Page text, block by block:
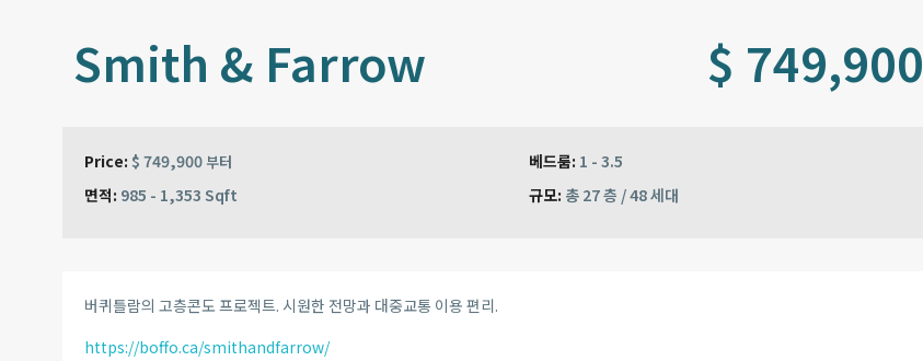
Smith & Farrow $ 749,900
Price: $ 749,900 부터 베드룸: 1 - 3.5
면적: 985 - 1,353 Sqft 규모: 총 27 층 / 48 세대
버퀴틀람의 고층콘도 프로젝트. 시원한 전망과 대중교통 이용 편리.
https://boffo.ca/smithandfarrow/